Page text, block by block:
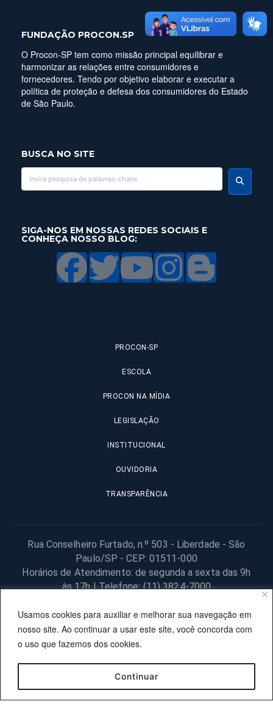
Usamos cookies para auxiliar e melhorar sua navegação em
nosso site. Ao continuar a usar este site, você concorda com
o uso que fazemos dos cookies.
Continuar
FUNDAÇÃO PROCON.SP
O Procon-SP tem como missão principal equilibrar e
harmonizar as relações entre consumidores e
fornecedores. Tendo por objetivo elaborar e executar a
política de proteção e defesa dos consumidores do Estado
de São Paulo.
BUSCA NO SITE
SIGA-NOS EM NOSSAS REDES SOCIAIS E
CONHEÇA NOSSO BLOG:
PROCON-SP
ESCOLA
PROCON NA MÍDIA
LEGISLAÇÃO
INSTITUCIONAL
OUVIDORIA
TRANSPARÊNCIA
Rua Conselheiro Furtado, n.º 503 - Liberdade - São
Paulo/SP - CEP: 01511-000
Horários de Atendimento: de segunda a sexta das 9h
às 17h | Telefone: (11) 3824-7000
© 2025 Fundação Procon – SP – Todos os direitos reservados. |
Site desenvolvido pela PRODESP.